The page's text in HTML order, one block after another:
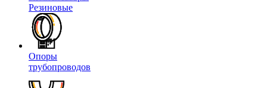
Резиновые
Опоры
трубопроводов